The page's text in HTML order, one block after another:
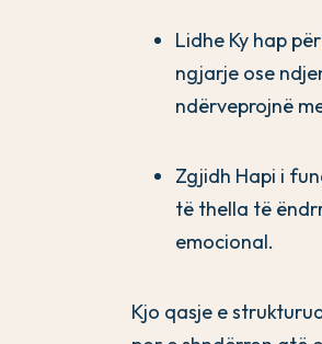
Lidhe Ky hap
ngjarje ose
ndërveprojnë
Zgjidh Hapi i
të thella të
emocional.
Kjo qasje e